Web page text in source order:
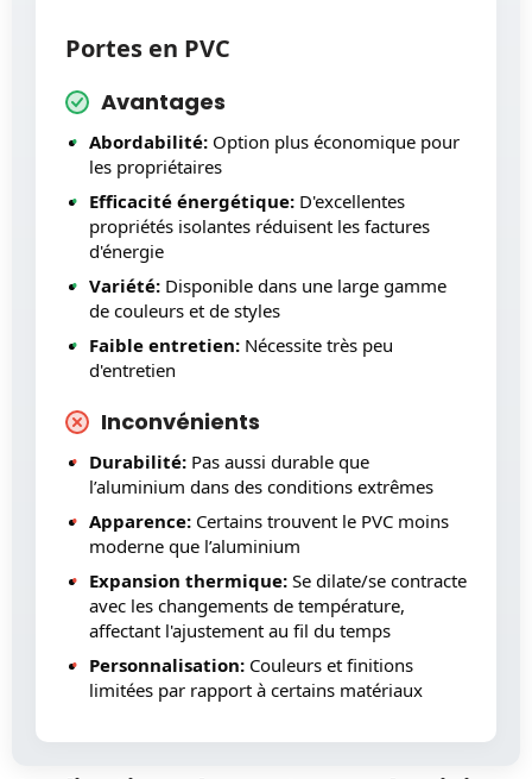
Portes en PVC
Avantages
Abordabilité: Option plus économique pour
les propriétaires
Efficacité énergétique: D'excellentes
propriétés isolantes réduisent les factures
d'énergie
Variété: Disponible dans une large gamme
de couleurs et de styles
Faible entretien: Nécessite très peu
d'entretien
Inconvénients
Durabilité: Pas aussi durable que
l’aluminium dans des conditions extrêmes
Apparence: Certains trouvent le PVC moins
moderne que l’aluminium
Expansion thermique: Se dilate/se contracte
avec les changements de température,
affectant l'ajustement au fil du temps
Personnalisation: Couleurs et finitions
limitées par rapport à certains matériaux